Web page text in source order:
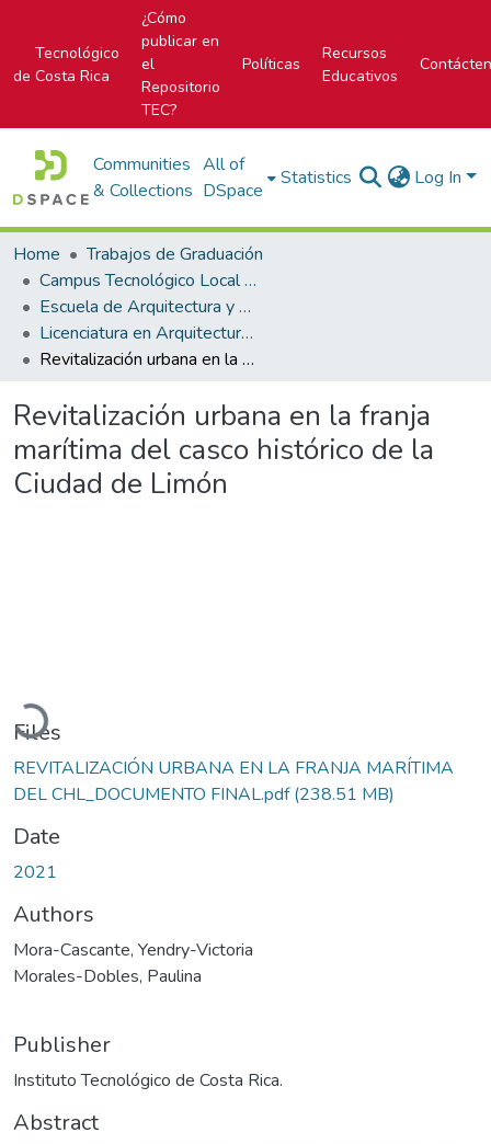
Tecnológico
de Costa Rica
¿Cómo
publicar en
el
Repositorio
TEC?
Políticas
Recursos
Educativos
Communities
& Collections
All of
DSpace
Statistics Log In
Home
Trabajos de Graduación
Campus Tecnológico Local San José
Escuela de Arquitectura y Urbanismo
Licenciatura en Arquitectura y Urbanismo
Revitalización urbana en la franja marítima del casco histórico de la Ciudad de Limón
Revitalización urbana en la franja
marítima del casco histórico de la
Ciudad de Limón
Loading...
Files
REVITALIZACIÓN URBANA EN LA FRANJA MARÍTIMA
DEL CHL_DOCUMENTO FINAL.pdf(238.51 MB)
Date
2021
Authors
Mora-Cascante, Yendry-Victoria
Morales-Dobles, Paulina
Publisher
Instituto Tecnológico de Costa Rica.
Abstract